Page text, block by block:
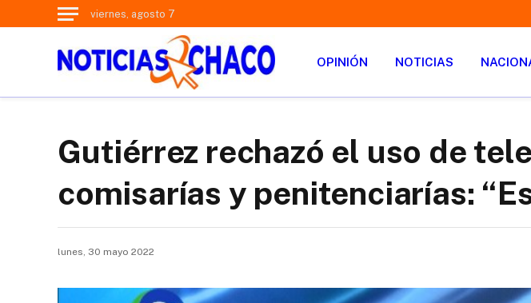
viernes, agosto 7
OPINIÓN NOTICIAS
Gutiérrez rechazó el uso de
comisarías y penitenciarías:
lunes, 30 mayo 2022